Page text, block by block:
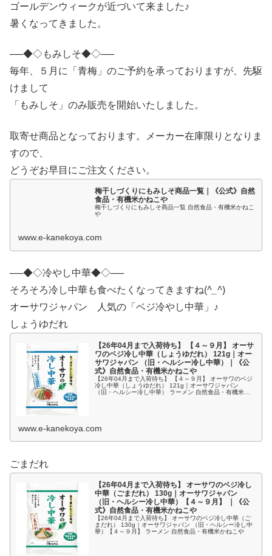
ゴールデンウィークが近づいて来ました♪
暑くなってきました。
──◆◇もみしそ◆◇──
毎年、５月に「青梅」のご予約を承っておりますが、先駆
けまして
「もみしそ」のみ販売を開始いたしました。
取寄せ商品となっております。メーカー在庫限りとなりま
すので、
どうぞお早目にご注文ください。
梅干しづくりにもみしそ商品一覧｜《公式》自然
食品・有機米かねこや
梅干しづくりにもみしそ商品一覧 自然食品・有機米かねこ
や
www.e-kanekoya.com
──◆◇冷やし中華◆◇──
そろそろ冷し中華も食べたくなってきますね(^_^)
オーサワジャパン 人気の「ベジ冷やし中華」♪
しょうゆだれ
【26年04月まで入荷待ち】 【４～９月】 オーサ
ワのベジ冷し中華（しょうゆだれ） 121g｜オー
サワジャパン （旧・ヘルシー冷し中華）｜《公
式》自然食品・有機米かねこや
【26年04月まで入荷待ち】 【４～９月】 オーサワのベジ
冷し中華（しょうゆだれ） 121g｜オーサワジャパン
（旧・ヘルシー冷し中華） ラーメン 自然食品・有機米か
www.e-kanekoya.com
ごまだれ
【26年04月まで入荷待ち】 オーサワのベジ冷し
中華（ごまだれ） 130g｜オーサワジャパン
（旧・ヘルシー冷し中華）【４～９月】 ｜《公
式》自然食品・有機米かねこや
【26年04月まで入荷待ち】 オーサワのベジ冷し中華（ご
まだれ） 130g｜オーサワジャパン （旧・ヘルシー冷し中
華）【４～９月】 ラーメン 自然食品・有機米かねこや